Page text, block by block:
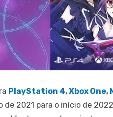
PlayStation 4,Xbox One,
de 2021 para o início de